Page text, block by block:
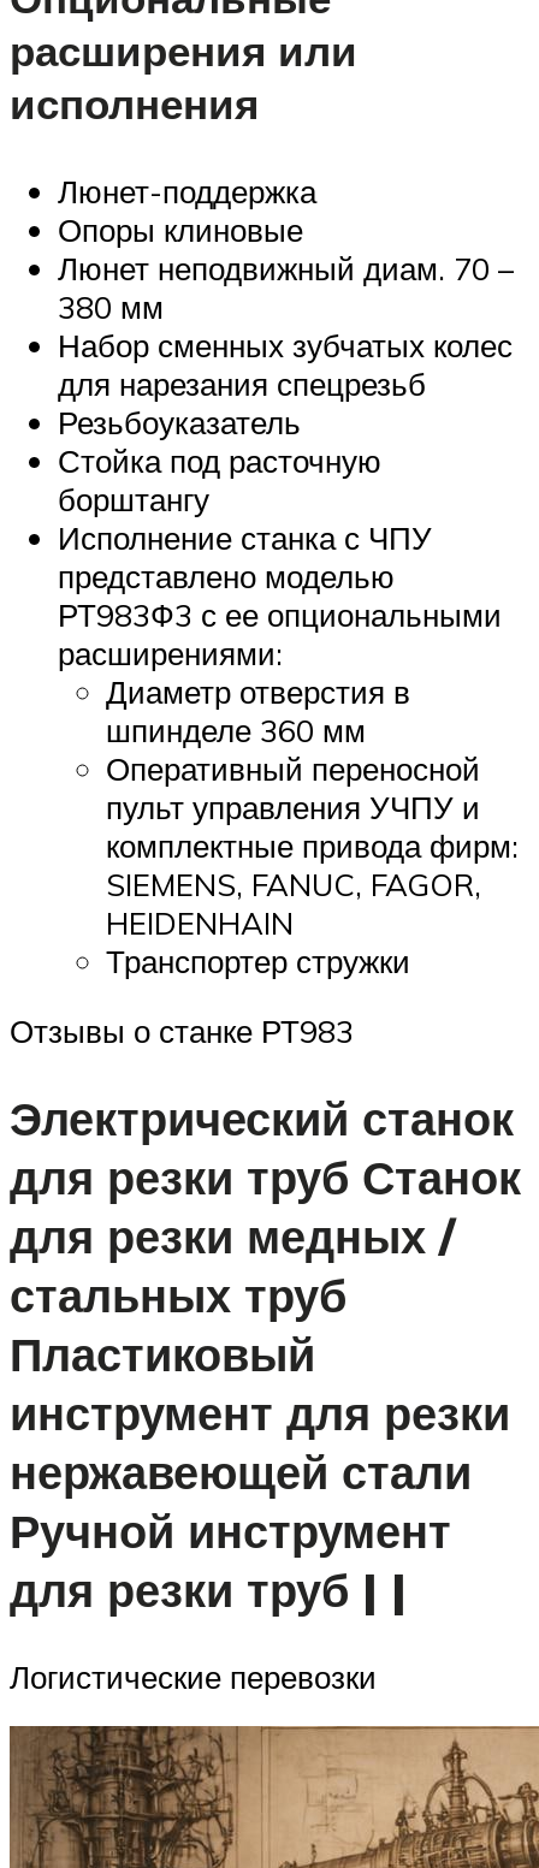
расширения или
исполнения
Люнет-поддержка
Опоры клиновые
Люнет неподвижный диам. 70 –
380 мм
Набор сменных зубчатых колес
для нарезания спецрезьб
Резьбоуказатель
Стойка под расточную
борштангу
Исполнение станка с ЧПУ
представлено моделью
РТ983Ф3 с ее опциональными
расширениями:
Диаметр отверстия в
шпинделе 360 мм
Оперативный переносной
пульт управления УЧПУ и
комплектные привода фирм:
SIEMENS, FANUC, FAGOR,
HEIDENHAIN
Транспортер стружки
Отзывы о станке РТ983
Электрический станок
для резки труб Станок
для резки медных /
стальных труб
Пластиковый
инструмент для резки
нержавеющей стали
Ручной инструмент
для резки труб | |
Логистические перевозки